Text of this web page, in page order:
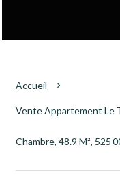
Accueil
Vente Appartement Le
Chambre, 48.9 M², 525